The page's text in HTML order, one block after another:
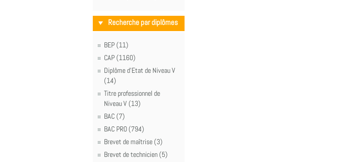
Recherche par diplômes
BEP (11)
CAP (1160)
Diplôme d'Etat de Niveau V
(14)
Titre professionnel de
Niveau V (13)
BAC (7)
BAC PRO (794)
Brevet de maîtrise (3)
Brevet de technicien (5)